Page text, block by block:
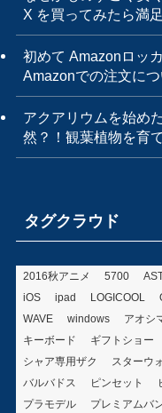
X を買ってみたら満
初めて Amazonロッ
Amazonでの注文につ
アクアリウムを始め
然？！観葉植物を育
タグクラウド
2016秋アニメ 5700
iOS
ipad LOGICOOL
WAVE
windows アオシ
キーボード
ギフトショー
シャア専用ザク
スターウ
バルバドス
ピンセット
プラモデル
プレミアムバ